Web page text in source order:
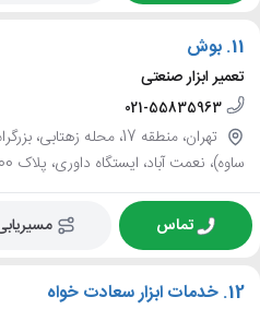
11. بوش
تعمیر ابزار صنعتی
021-55835963
تهران، منطقه 17، محله
ساوه)، نعمت آباد، ایستگاه داوری، پلاک 300
تماس
12. خدمات ابزار سعادت خواه